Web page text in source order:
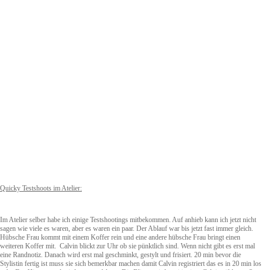
Quicky Testshoots im Atelier:
Im Atelier selber habe ich einige Testshootings mitbekommen. Auf anhieb kann ich jetzt nicht
sagen wie viele es waren, aber es waren ein paar. Der Ablauf war bis jetzt fast immer gleich.
Hübsche Frau kommt mit einem Koffer rein und eine andere hübsche Frau bringt einen
weiteren Koffer mit. Calvin blickt zur Uhr ob sie pünktlich sind. Wenn nicht gibt es erst mal
eine Randnotiz. Danach wird erst mal geschminkt, gestylt und frisiert. 20 min bevor die
Stylistin fertig ist muss sie sich bemerkbar machen damit Calvin registriert das es in 20 min los